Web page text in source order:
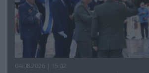
04.08.2026 | 15:02